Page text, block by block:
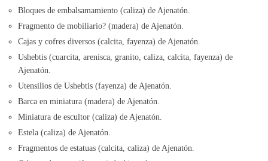
Bloques de embalsamamiento (caliza) de Ajenatón.
Fragmento de mobiliario? (madera) de Ajenatón.
Cajas y cofres diversos (calcita, fayenza) de Ajenatón.
Ushebtis (cuarcita, arenisca, granito, caliza, calcita, fayenza) de
Ajenatón.
Utensilios de Ushebtis (fayenza) de Ajenatón.
Barca en miniatura (madera) de Ajenatón.
Miniatura de escultor (caliza) de Ajenatón.
Estela (caliza) de Ajenatón.
Fragmentos de estatuas (calcita, caliza) de Ajenatón.